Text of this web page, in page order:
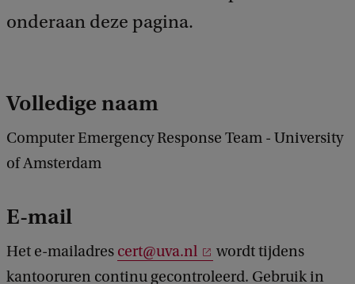
onderaan deze pagina.
Volledige naam
Computer Emergency Response Team - University
of Amsterdam
E-mail
Het e-mailadres cert@uva.nl
wordt tijdens
kantooruren continu gecontroleerd. Gebruik in